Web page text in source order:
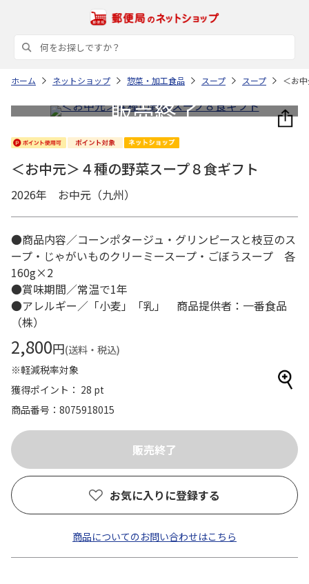
ホーム ネットショップ 惣菜・加工食品 スープ スープ ＜お
＜お中元＞４種の野菜スープ８食ギフト
2026年 お中元（九州）
●商品内容／コーンポタージュ・グリンピースと枝豆のス
ープ・じゃがいものクリーミースープ・ごぼうスープ 各
160g×2
●賞味期間／常温で1年
●アレルギー／「小麦」「乳」 商品提供者：一番食品
（株）
2,800円(送料・税込)
※軽減税率対象
獲得ポイント： 28 pt
商品番号
8075918015
お気に入りに登録する
商品についてのお問い合わせはこちら